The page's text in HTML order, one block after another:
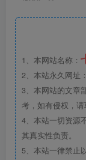
1、本网站名称：
2、本站永久网址：
3、本网站的文章
考，如有侵权，请
4、本站一切资源
其真实性负责。
5、本站一律禁止